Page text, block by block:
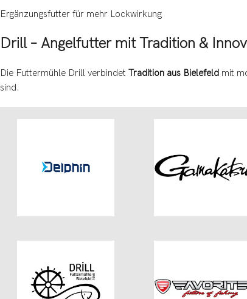
Ergänzungsfutter für mehr Lockwirkung
Drill – Angelfutter mit Tradition &
Die Futtermühle Drill verbindet Tradition aus Bielefeld mit
sind.